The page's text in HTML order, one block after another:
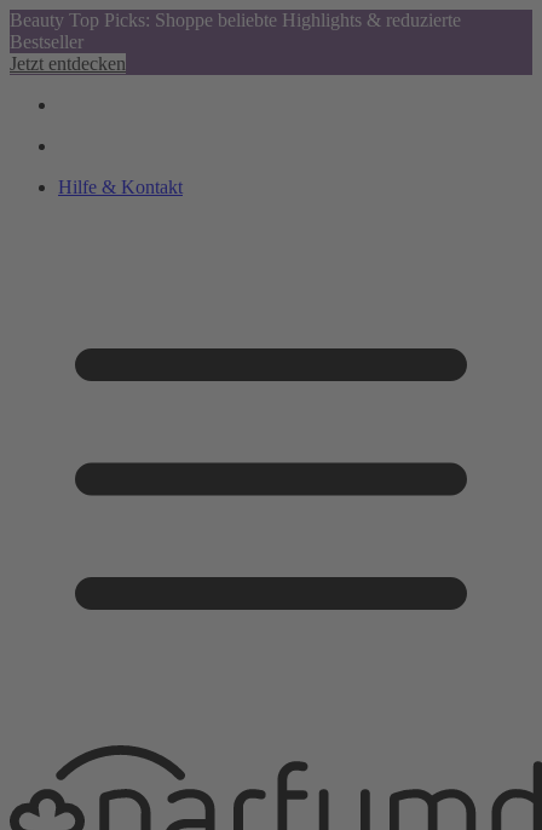
Beauty Top Picks: Shoppe beliebte Highlights & reduzierte
Bestseller
Jetzt entdecken
Hilfe & Kontakt